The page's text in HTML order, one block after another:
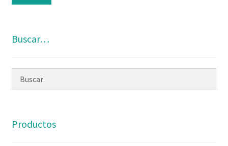
Buscar…
Productos